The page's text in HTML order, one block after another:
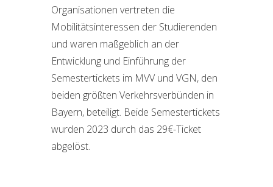
Organisationen vertreten die
Mobilitätsinteressen der Studierenden
und waren maßgeblich an der
Entwicklung und Einführung der
Semestertickets im MVV und VGN, den
beiden größten Verkehrsverbünden in
Bayern, beteiligt. Beide Semestertickets
wurden 2023 durch das 29€-Ticket
abgelöst.